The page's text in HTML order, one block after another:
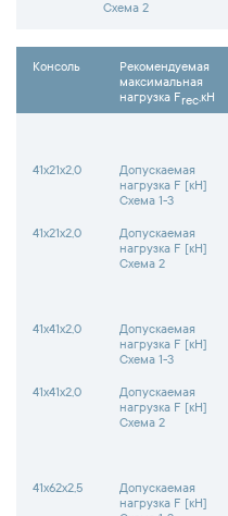
Схема 2
Консоль
Рекомендуемая
максимальная
нагрузка Frec,кН
41х21х2,0
Допускаемая
нагрузка F [кН]
Схема 1-3
41х21х2,0
Допускаемая
нагрузка F [кН]
Схема 2
41х41х2,0
Допускаемая
нагрузка F [кН]
Схема 1-3
41х41х2,0
Допускаемая
нагрузка F [кН]
Схема 2
41х62х2,5
Допускаемая
нагрузка F [кН]